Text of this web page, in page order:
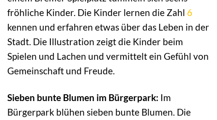
fröhliche Kinder. Die Kinder lernen die Zahl 6
kennen und erfahren etwas über das Leben in der
Stadt. Die Illustration zeigt die Kinder beim
Spielen und Lachen und vermittelt ein Gefühl von
Gemeinschaft und Freude.
Sieben bunte Blumen im Bürgerpark: Im
Bürgerpark blühen sieben bunte Blumen. Die